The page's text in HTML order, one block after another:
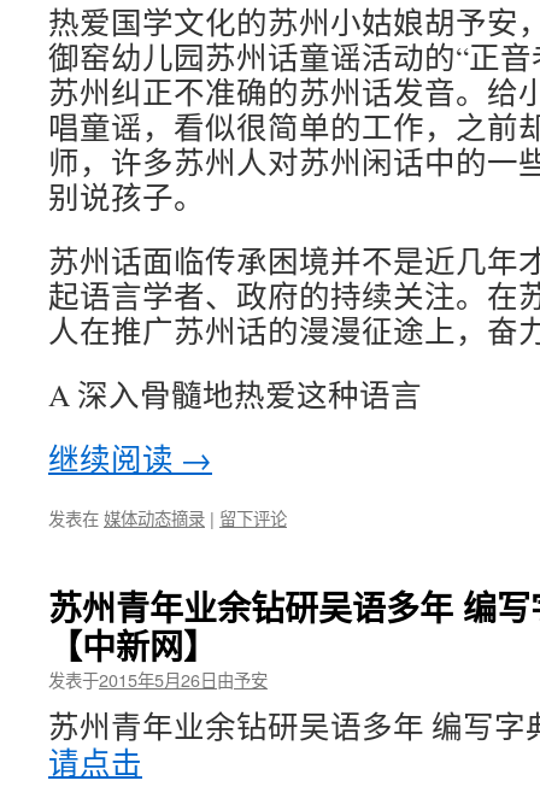
热爱国学文化的苏州小姑娘胡予安
御窑幼儿园苏州话童谣活动的“正
苏州纠正不准确的苏州话发音。给
唱童谣，看似很简单的工作，之前
师，许多苏州人对苏州闲话中的一
别说孩子。
苏州话面临传承困境并不是近几年
起语言学者、政府的持续关注。在
人在推广苏州话的漫漫征途上，奋
A 深入骨髓地热爱这种语言
继续阅读 →
发表在媒体动态摘录 | 留下评论
苏州青年业余钻研吴语多年 编
【中新网】
发表于2015年5月26日由予安
苏州青年业余钻研吴语多年 编写字
请点击